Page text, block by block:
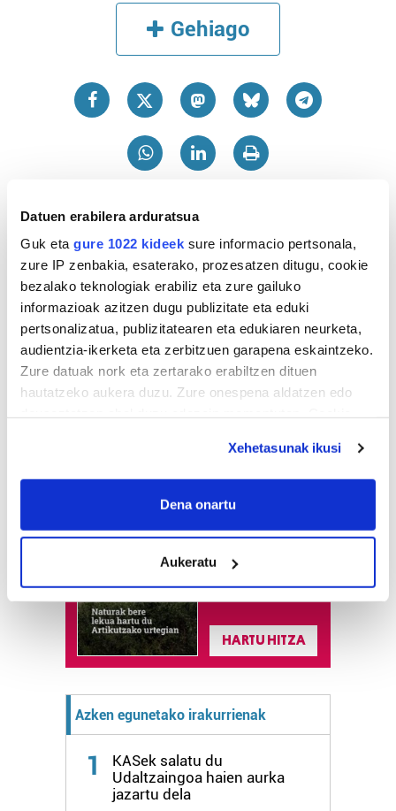
Datuen erabilera arduratsua
Guk eta gure 1022 kideek sure informacio pertsonala,
zure IP zenbakia, esaterako, prozesatzen ditugu, cookie
bezalako teknologiak erabiliz eta zure gailuko
informazioak azitzen dugu publizitate eta eduki
pertsonalizatua, publizitatearen eta edukiaren neurketa,
audientzia-ikerketa eta zerbitzuen garapena eskaintzeko.
Zure datuak nork eta zertarako erabiltzen dituen
hautatzeko aukera duzu. Zure onespena aldatzen edo
If you allow, we would also like to:
Collect information about your geographical
Identify your device by actively scanning it for
specific characteristics (fingerprinting)
Find out more about how your personal data is processed
and set your preferences in the
details section
prozesatzen ditugu, zure IP zenbakia, besteak beste,
teknologia erabiliz, cookieak adibidez, iragarki eta eduki
pertsonalizatuak eskaintzeko, iragarkiak eta edukia
neurtzeko, jendeari buruzko informazioa biltzeko eta
produktuak garatzeko. Zure datuak nork eta zertarako
erabiltzen dituen hauta dezakezu.
Xehetasunak ikusi
Dena onartu
Aukeratu
Gehiago
Astekaria
Naturak bere
lekua hartu du
urtegian
2.500 zkia.
HARTU HITZA
Azken egunetako irakurrienak
1
KASek salatu du
Udaltzaingoa haien aurka
jazartu dela